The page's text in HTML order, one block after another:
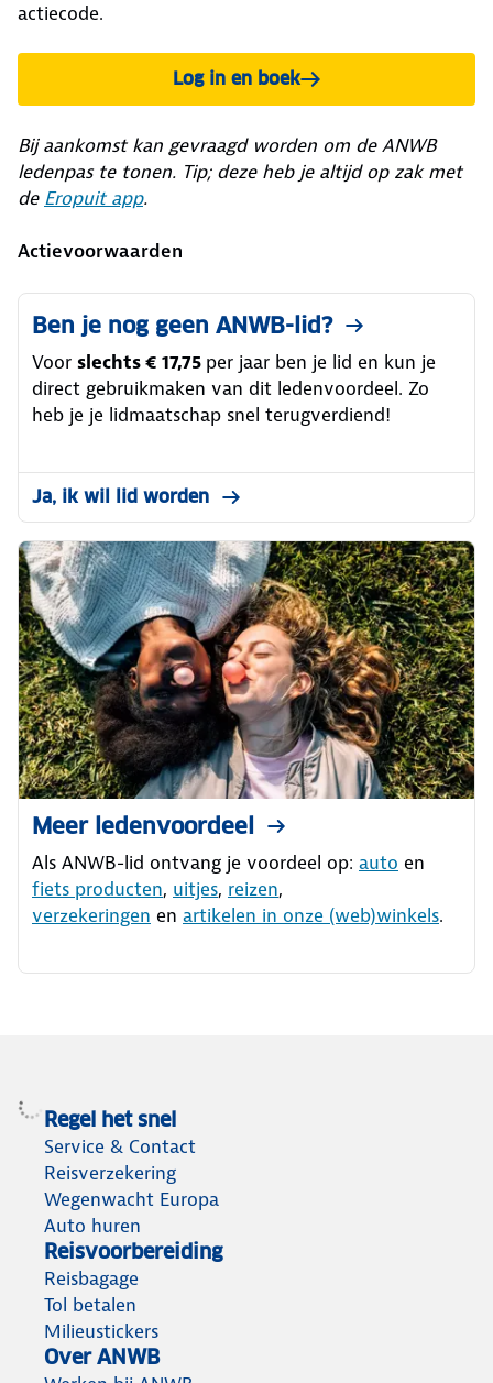
actiecode.
Log in en boek
Bij aankomst kan gevraagd worden om de ANWB
ledenpas te tonen. Tip; deze heb je altijd op zak met
de Eropuit app.
Actievoorwaarden
Ben je nog geen ANWB-lid?
Voor slechts € 17,75 per jaar ben je lid en kun je
direct gebruikmaken van dit ledenvoordeel. Zo
heb je je lidmaatschap snel terugverdiend!
Ja, ik wil lid worden
Meer ledenvoordeel
Als ANWB-lid ontvang je voordeel op: auto en
fiets producten, uitjes, reizen,
verzekeringen en artikelen in onze (web)winkels.
Regel het snel
Service & Contact
Reisverzekering
Wegenwacht Europa
Auto huren
Reisvoorbereiding
Reisbagage
Tol betalen
Milieustickers
Over ANWB